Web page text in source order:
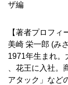
ザ編
【著者プロフィ
美崎 栄一郎 (み
1971年生まれ。
、花王に入社。
アタック」など